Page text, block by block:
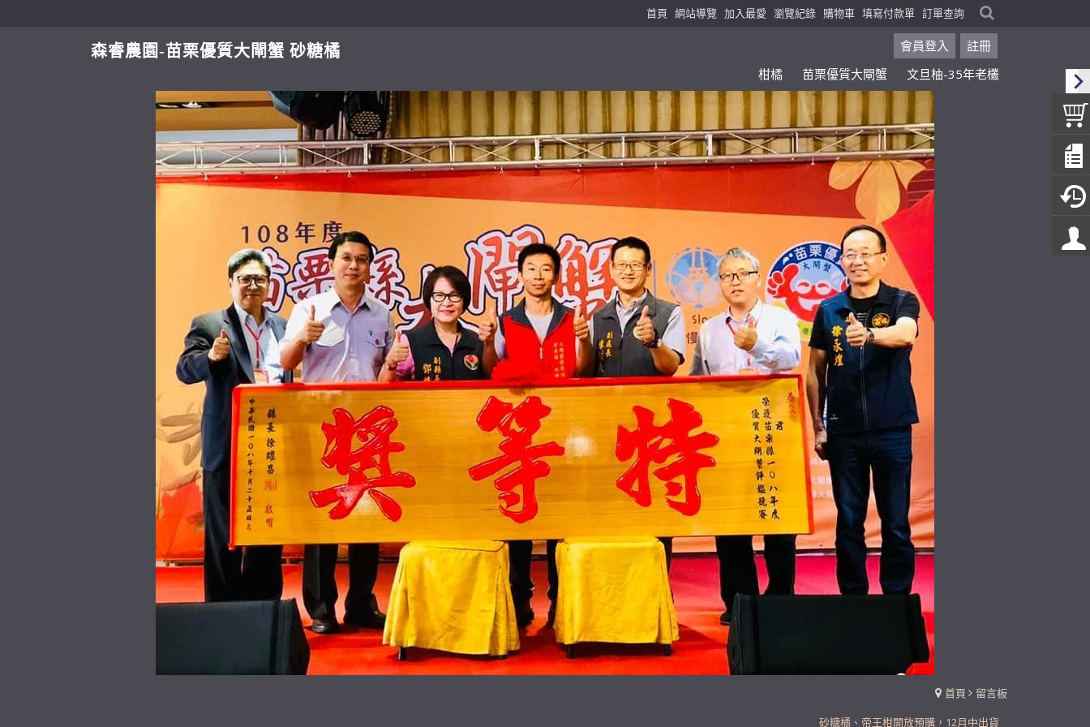
首頁 網站導覽 加入最愛 瀏覽紀錄 購物車 填寫付款單 訂單查詢
森睿農園-苗栗優質大閘蟹 砂糖橘 會員登入
註冊
柑橘
苗栗優質大閘蟹 文旦柚-35年老欉
首頁 留言板
砂糖橘、帝王柑開放預購，12月中出貨
109年起 新設餐廳 歡迎現場品嚐大閘蟹丶泰國蝦